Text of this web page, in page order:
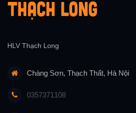
HLV Thạch Long
Chàng Sơn, Thạch Thất, Hà Nội
0357371108